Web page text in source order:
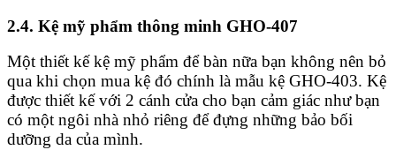
2.4. Kệ mỹ phẩm thông minh GHO-407
Một thiết kế kệ mỹ phẩm để bàn nữa bạn không nên bỏ
qua khi chọn mua kệ đó chính là mẫu kệ GHO-403. Kệ
được thiết kế với 2 cánh cửa cho bạn cảm giác như bạn
có một ngôi nhà nhỏ riêng để đựng những bảo bối
dưỡng da của mình.